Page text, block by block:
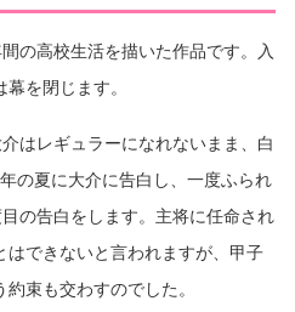
の高校生活を描いた作品です。入
を閉じます。
はレギュラーになれないまま、白
の夏に大介に告白し、一度ふられ
の告白をします。主将に任命され
はできないと言われますが、甲子
束も交わすのでした。